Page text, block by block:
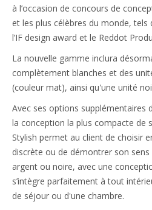
à l’occasion de concours de
et les plus célèbres du monde, tels
l’IF design award et le Reddot
La nouvelle gamme inclura
complètement blanches et des
(couleur mat), ainsi qu'une unité
Avec ses options supplémentaires
la conception la plus compacte de
Stylish permet au client de choisir
discrète ou de démontrer son
argent ou noire, avec une
s’intègre parfaitement à tout
de séjour ou d'une chambre.